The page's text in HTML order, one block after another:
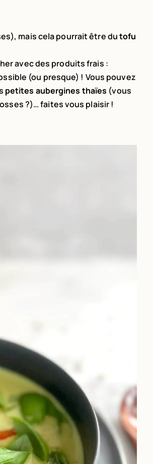
mais cela pourrait être dutofu
avec des produits frais :
(ou presque) ! Vous pouvez
petites aubergines thaïes (vous
?)… faites vous plaisir !